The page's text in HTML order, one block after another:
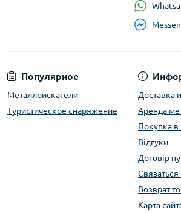
Популярное
Металлоискатели
Туристическое снаряжение
Доставка
Аренда
Покупка в
Відгуки
Договір
Возврат
Карта